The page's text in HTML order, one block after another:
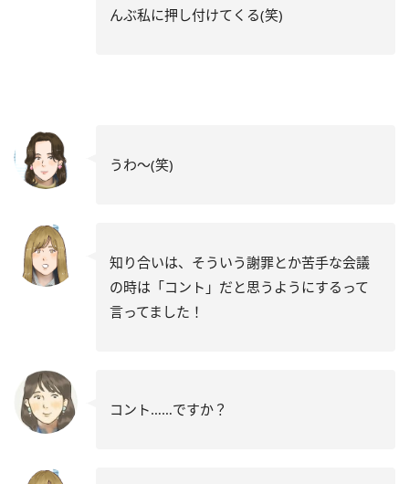
んぶ私に押し付けてくる(笑)
うわ～(笑)
知り合いは、そういう謝罪とか苦手な会議
の時は「コント」だと思うようにするって
言ってました！
コント……ですか？